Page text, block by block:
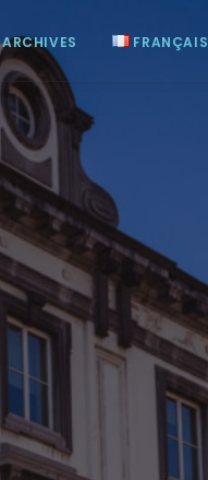
ARCHIVES FRANÇAIS